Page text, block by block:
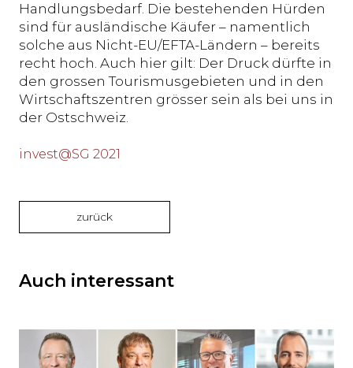
Handlungsbedarf. Die bestehenden Hürden
sind für ausländische Käufer – namentlich
solche aus Nicht-EU/EFTA-Ländern – bereits
recht hoch. Auch hier gilt: Der Druck dürfte in
den grossen Tourismusgebieten und in den
Wirtschaftszentren grösser sein als bei uns in
der Ostschweiz.
invest@SG 2021
zurück
Auch interessant